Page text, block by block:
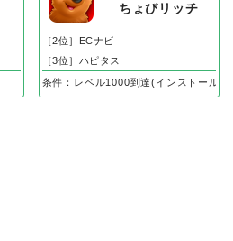
ちょびリッチ
［2位］ECナビ
［3位］ハピタス
条件：レベル1000到達(インストール後